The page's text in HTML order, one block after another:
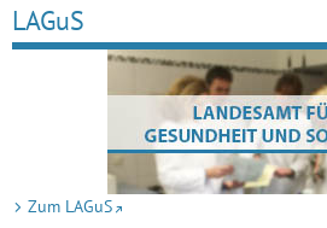
LAGuS
Zum LAGuS